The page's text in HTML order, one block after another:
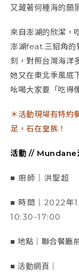
又藏著何種海的願
來自澎湖的欣潔，
澎湖feat.三貂角的
刻， 對照台灣海洋
她又在東北季風底
吆喝大家要「吃得
＊活動現場有特約
足，石在皇族！
活動 // Mundane
■ 廚師｜洪聖超
■ 時間｜2022年
10:30-17:00
■ 地點｜聯合餐廳
■ 活動網頁｜